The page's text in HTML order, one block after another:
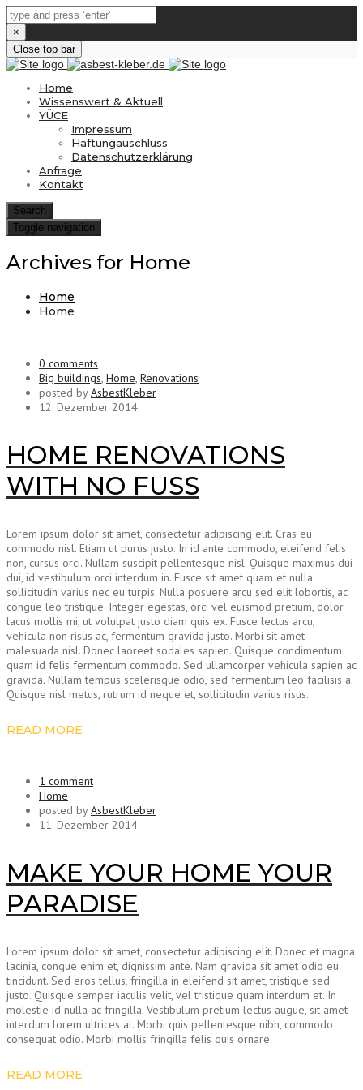
×
Close top bar
Home
Wissenswert & Aktuell
YÜCE
Impressum
Haftungauschluss
Datenschutzerklärung
Anfrage
Kontakt
Search
Toggle navigation
Archives for Home
Home
Home
0 comments
Big buildings, Home, Renovations
posted byAsbestKleber
12. Dezember 2014
HOME RENOVATIONS
WITH NO FUSS
Lorem ipsum dolor sit amet, consectetur adipiscing elit. Cras eu
commodo nisl. Etiam ut purus justo. In id ante commodo, eleifend felis
non, cursus orci. Nullam suscipit pellentesque nisl. Quisque maximus dui
dui, id vestibulum orci interdum in. Fusce sit amet quam et nulla
sollicitudin varius nec eu turpis. Nulla posuere arcu sed elit lobortis, ac
congue leo tristique. Integer egestas, orci vel euismod pretium, dolor
lacus mollis mi, ut volutpat justo diam quis ex. Fusce lectus arcu,
vehicula non risus ac, fermentum gravida justo. Morbi sit amet
malesuada nisl. Donec laoreet sodales sapien. Quisque condimentum
quam id felis fermentum commodo. Sed ullamcorper vehicula sapien ac
gravida. Nullam tempus scelerisque odio, sed fermentum leo facilisis a.
Quisque nisl metus, rutrum id neque et, sollicitudin varius risus.
READ MORE
1 comment
Home
posted byAsbestKleber
11. Dezember 2014
MAKE YOUR HOME YOUR
PARADISE
Lorem ipsum dolor sit amet, consectetur adipiscing elit. Donec et magna
lacinia, congue enim et, dignissim ante. Nam gravida sit amet odio eu
tincidunt. Sed eros tellus, fringilla in eleifend sit amet, tristique sed
justo. Quisque semper iaculis velit, vel tristique quam interdum et. In
molestie id nulla ac fringilla. Vestibulum pretium lectus augue, sit amet
interdum lorem ultrices at. Morbi quis pellentesque nibh, commodo
consequat odio. Morbi mollis fringilla felis quis ornare.
READ MORE